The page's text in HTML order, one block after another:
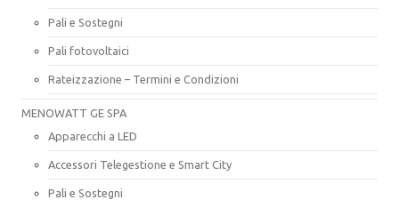
Pali e Sostegni
Pali fotovoltaici
Rateizzazione – Termini e Condizioni
MENOWATT GE SPA
Apparecchi a LED
Accessori Telegestione e Smart City
Pali e Sostegni